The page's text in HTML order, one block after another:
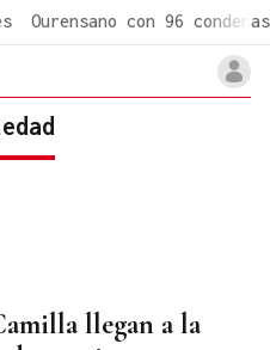
Ourensano con 96 condenas
llegan a la